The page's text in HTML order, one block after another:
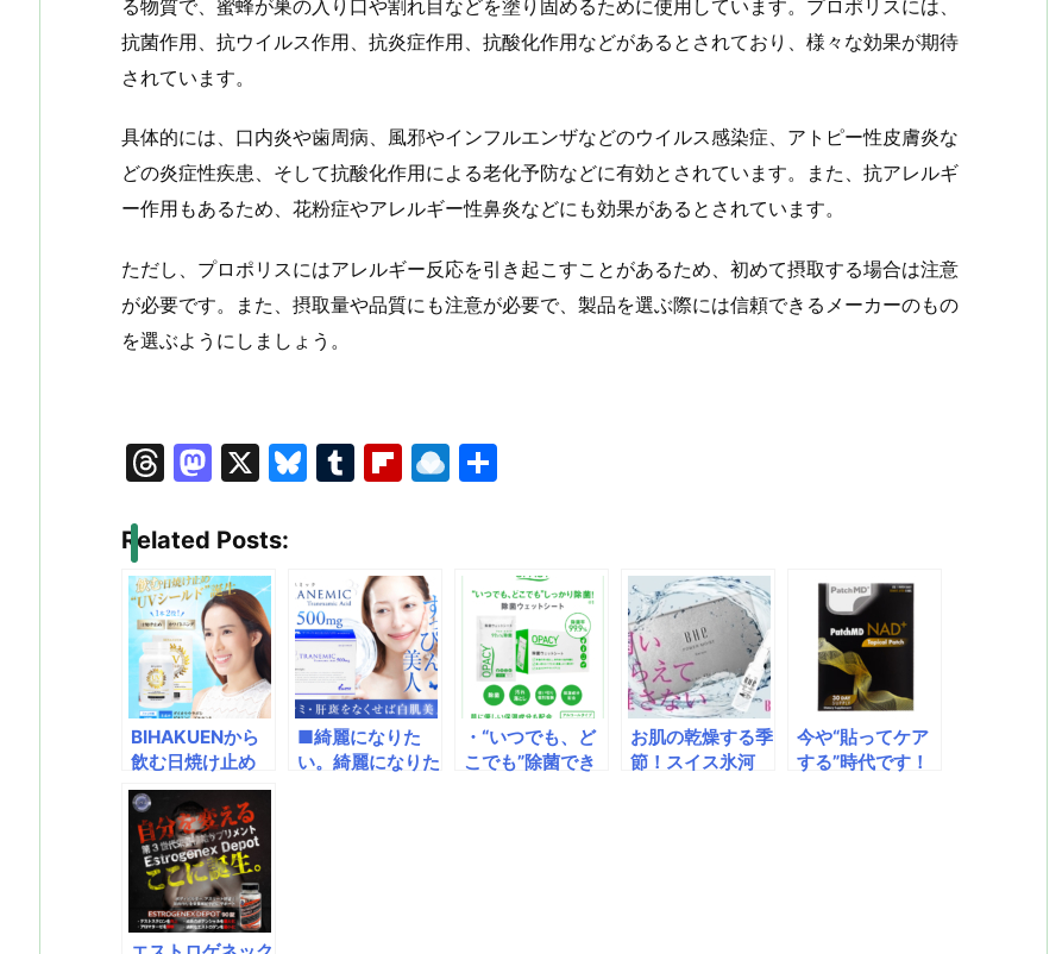
る物質で、蜜蜂が巣の入り口や割れ目などを塗り固めるために使用しています。プロポリスには、
抗菌作用、抗ウイルス作用、抗炎症作用、抗酸化作用などがあるとされており、様々な効果が期待
されています。
具体的には、口内炎や歯周病、風邪やインフルエンザなどのウイルス感染症、アトピー性皮膚炎な
どの炎症性疾患、そして抗酸化作用による老化予防などに有効とされています。また、抗アレルギ
ー作用もあるため、花粉症やアレルギー性鼻炎などにも効果があるとされています。
ただし、プロポリスにはアレルギー反応を引き起こすことがあるため、初めて摂取する場合は注意
が必要です。また、摂取量や品質にも注意が必要で、製品を選ぶ際には信頼できるメーカーのもの
を選ぶようにしましょう。
T
e
a
d
s
M
st
o
d
o
n
X
Bl
s
k
y
T
bl
r
Fl
o
ar
d
R
dr
p.
io
Related Posts:
BIHAKUENから
飲む日焼け止め
「UVシールド」
が出てる！一歩上
を行く飲む日焼け
止め！紫外線防止
と美白を同時に実
現！
■綺麗になりた
い。綺麗になりた
・“いつでも、ど
こでも”除菌でき
お肌の乾燥する季
節！スイス氷河
今や“貼ってケア
する”時代です！